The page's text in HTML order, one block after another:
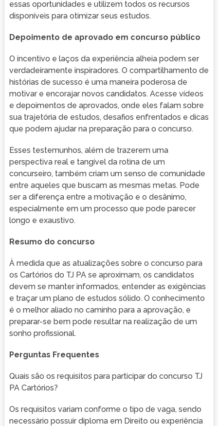
essas oportunidades e utilizem todos os recursos
disponíveis para otimizar seus estudos.
Depoimento de aprovado em concurso público
O incentivo e laços da experiência alheia podem ser
verdadeiramente inspiradores. O compartilhamento de
histórias de sucesso é uma maneira poderosa de
motivar e encorajar novos candidatos. Acesse vídeos
e depoimentos de aprovados, onde eles falam sobre
sua trajetória de estudos, desafios enfrentados e dicas
que podem ajudar na preparação para o concurso.
Esses testemunhos, além de trazerem uma
perspectiva real e tangível da rotina de um
concurseiro, também criam um senso de comunidade
entre aqueles que buscam as mesmas metas. Pode
ser a diferença entre a motivação e o desânimo,
especialmente em um processo que pode parecer
longo e exaustivo.
Resumo do concurso
À medida que as atualizações sobre o concurso para
os Cartórios do TJ PA se aproximam, os candidatos
devem se manter informados, entender as exigências
e traçar um plano de estudos sólido. O conhecimento
é o melhor aliado no caminho para a aprovação, e
preparar-se bem pode resultar na realização de um
sonho profissional.
Perguntas Frequentes
Quais são os requisitos para participar do concurso TJ
PA Cartórios?
Os requisitos variam conforme o tipo de vaga, sendo
necessário possuir diploma em Direito ou experiência